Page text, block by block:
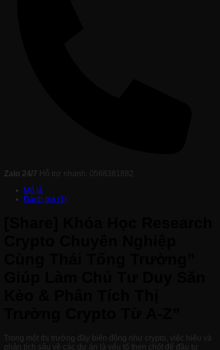
Zalo 24/7 Hỗ trợ nhanh: 0568381882
Mô tả
Đánh giá (1)
Trong một thị trường đầy biến động như crypto, việc hiểu và
phân tích sâu về các dự án là yếu tố then chốt để đầu tư